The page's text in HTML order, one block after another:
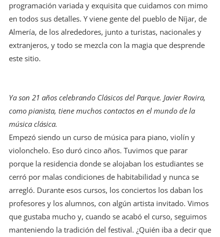
programación variada y exquisita que cuidamos con mimo
en todos sus detalles. Y viene gente del pueblo de Níjar, de
Almería, de los alrededores, junto a turistas, nacionales y
extranjeros, y todo se mezcla con la magia que desprende
este sitio.
Ya son 21 años celebrando Clásicos del Parque. Javier Rovira,
como pianista, tiene muchos contactos en el mundo de la
música clásica.
Empezó siendo un curso de música para piano, violín y
violonchelo. Eso duró cinco años. Tuvimos que parar
porque la residencia donde se alojaban los estudiantes se
cerró por malas condiciones de habitabilidad y nunca se
arregló. Durante esos cursos, los conciertos los daban los
profesores y los alumnos, con algún artista invitado. Vimos
que gustaba mucho y, cuando se acabó el curso, seguimos
manteniendo la tradición del festival. ¿Quién iba a decir que